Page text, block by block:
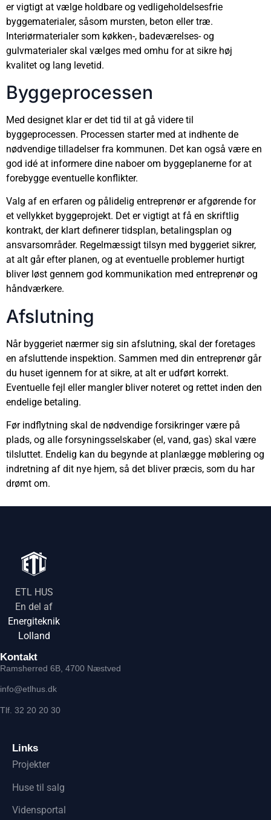
er vigtigt at vælge holdbare og vedligeholdelsesfrie
byggematerialer, såsom mursten, beton eller træ.
Interiørmaterialer som køkken-, badeværelses- og
gulvmaterialer skal vælges med omhu for at sikre høj
kvalitet og lang levetid.
Byggeprocessen
Med designet klar er det tid til at gå videre til
byggeprocessen. Processen starter med at indhente de
nødvendige tilladelser fra kommunen. Det kan også være en
god idé at informere dine naboer om byggeplanerne for at
forebygge eventuelle konflikter.
Valg af en erfaren og pålidelig entreprenør er afgørende for
et vellykket byggeprojekt. Det er vigtigt at få en skriftlig
kontrakt, der klart definerer tidsplan, betalingsplan og
ansvarsområder. Regelmæssigt tilsyn med byggeriet sikrer,
at alt går efter planen, og at eventuelle problemer hurtigt
bliver løst gennem god kommunikation med entreprenør og
håndværkere.
Afslutning
Når byggeriet nærmer sig sin afslutning, skal der foretages
en afsluttende inspektion. Sammen med din entreprenør går
du huset igennem for at sikre, at alt er udført korrekt.
Eventuelle fejl eller mangler bliver noteret og rettet inden den
endelige betaling.
Før indflytning skal de nødvendige forsikringer være på
plads, og alle forsyningsselskaber (el, vand, gas) skal være
tilsluttet. Endelig kan du begynde at planlægge møblering og
indretning af dit nye hjem, så det bliver præcis, som du har
drømt om.
ETL HUS
En del af
Energiteknik
Lolland
Kontakt
Ramsherred 6B, 4700 Næstved
info@etlhus.dk
Tlf. 32 20 20 30
Links
Projekter
Huse til salg
Vidensportal